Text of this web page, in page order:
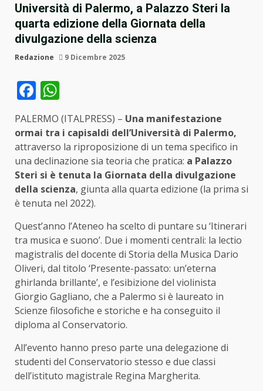
Università di Palermo, a Palazzo Steri la
quarta edizione della Giornata della
divulgazione della scienza
Redazione 9 Dicembre 2025
Facebook
PALERMO (ITALPRESS) – Una manifestazione
ormai tra i capisaldi dell’Università di Palermo,
attraverso la riproposizione di un tema specifico in
una declinazione sia teoria che pratica: a Palazzo
Steri si è tenuta la Giornata della divulgazione
della scienza, giunta alla quarta edizione (la prima si
è tenuta nel 2022).
Quest’anno l’Ateneo ha scelto di puntare su ‘Itinerari
tra musica e suono’. Due i momenti centrali: la lectio
magistralis del docente di Storia della Musica Dario
Oliveri, dal titolo ‘Presente-passato: un’eterna
ghirlanda brillante’, e l’esibizione del violinista
Giorgio Gagliano, che a Palermo si è laureato in
Scienze filosofiche e storiche e ha conseguito il
diploma al Conservatorio.
All’evento hanno preso parte una delegazione di
studenti del Conservatorio stesso e due classi
dell’istituto magistrale Regina Margherita.